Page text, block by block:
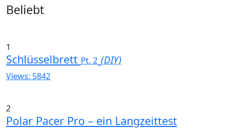
Widgets
Beliebt
1
Schlüsselbrett Pt. 2 (DIY)
Views: 5842
2
Polar Pacer Pro – ein Langzeittest